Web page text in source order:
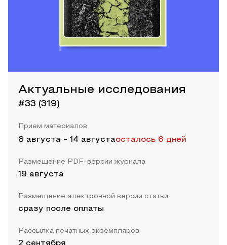
Актуальные исследования
#33 (319)
Прием материалов
8 августа - 14 августаосталось 6 дней
Размещение PDF-версии журнала
19 августа
Размещение электронной версии статьи
сразу после оплаты
Рассылка печатных экземпляров
2 сентября